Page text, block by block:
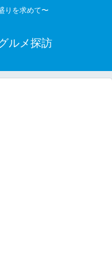
りを求めて〜
ルメ探訪